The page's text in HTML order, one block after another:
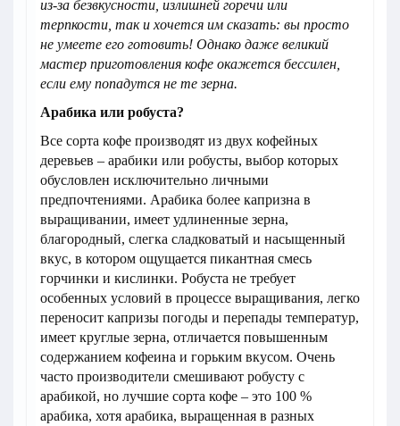
из-за безвкусности, излишней горечи или
терпкости, так и хочется им сказать: вы просто
не умеете его готовить! Однако даже великий
мастер приготовления кофе окажется бессилен,
если ему попадутся не те зерна.
Арабика или робуста?
Все сорта кофе производят из двух кофейных
деревьев – арабики или робусты, выбор которых
обусловлен исключительно личными
предпочтениями. Арабика более капризна в
выращивании, имеет удлиненные зерна,
благородный, слегка сладковатый и насыщенный
вкус, в котором ощущается пикантная смесь
горчинки и кислинки. Робуста не требует
особенных условий в процессе выращивания, легко
переносит капризы погоды и перепады температур,
имеет круглые зерна, отличается повышенным
содержанием кофеина и горьким вкусом. Очень
часто производители смешивают робусту с
арабикой, но лучшие сорта кофе – это 100 %
арабика, хотя арабика, выращенная в разных